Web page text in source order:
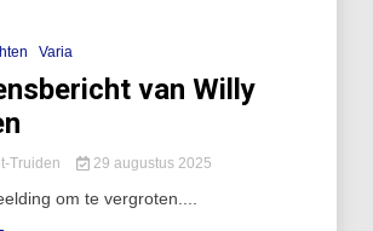
Varia
van Willy
Truiden 29 augustus 2025
om te vergroten....